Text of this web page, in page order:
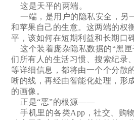
这是天平的两端。
一端，是用户的隐私安全，另
和苹果自己的生意。这两端的权
平，该如何在短期利益和长期口
这个装着庞杂隐私数据的“黑匣
们所有人的生活习惯、搜索纪录
等详细信息，都将由一个个分散
晰的线，再经由智能化处理，形
的画像。
正是“恶”的根源——
手机里的各类App，社交、购